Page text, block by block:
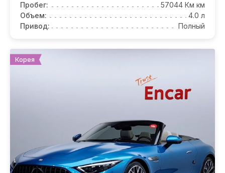
Пробег:
57044 Км км
Объем:
4.0 л
Привод:
Полный
Корея